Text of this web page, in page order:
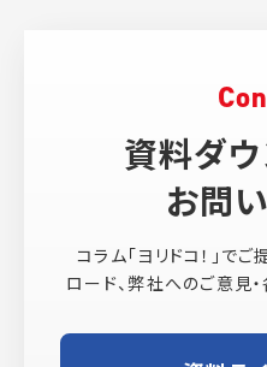
資料ダウ
お問
コラム「ヨリドコ！」で
ロード、弊社へのご意見